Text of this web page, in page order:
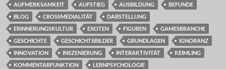
AUFMERKSAMKEIT AUFSTIEG AUSBILDUNG
BEFUNDE
BLOG
CROSSMEDIALITÄT
DARSTELLUNG
ERINNERUNGSKULTUR
EXOTEN FIGUREN
GAMESBRANCHE
GESCHICHTE
GESCHICHTSBILDER GRUNDLAGEN
IGNORANZ
INNOVATION
INSZENIERUNG INTERAKTIVITÄT
KEIMLING
KOMMENTARFUNKTION
LERNPSYCHOLOGIE